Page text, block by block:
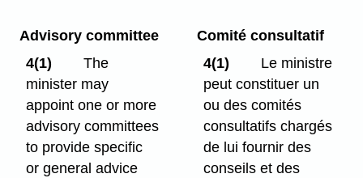
Advisory committee
4(1)
The
minister may
appoint one or more
advisory committees
to provide specific
or general advice
Comité consultatif
4(1)
Le ministre
peut constituer un
ou des comités
consultatifs chargés
de lui fournir des
conseils et des